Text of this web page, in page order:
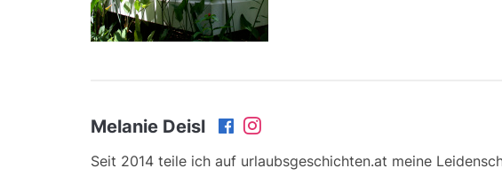
Melanie Deisl
Seit 2014 teile ich auf urlaubsgeschichten.at meine